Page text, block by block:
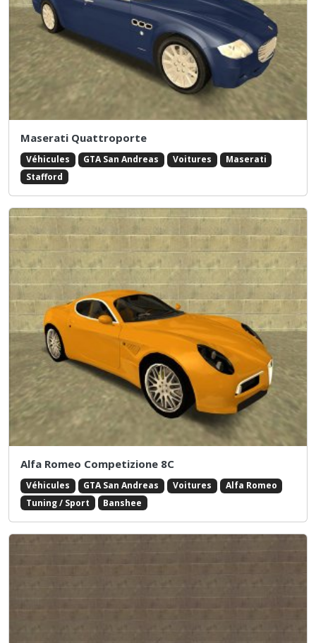
Maserati Quattroporte
Véhicules GTA San Andreas Voitures
Maserati
Stafford
Alfa Romeo Competizione 8C
Véhicules GTA San Andreas Voitures
Alfa Romeo
Tuning / Sport
Banshee